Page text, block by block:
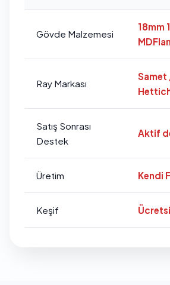
Gövde Malzemesi
18mm
Ray Markası
Samet
Satış Sonrası
Destek
Aktif
Üretim Kendi
Keşif